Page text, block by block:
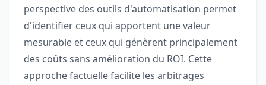
perspective des outils d'automatisation permet
d'identifier ceux qui apportent une valeur
mesurable et ceux qui génèrent principalement
des coûts sans amélioration du ROI. Cette
approche factuelle facilite les arbitrages